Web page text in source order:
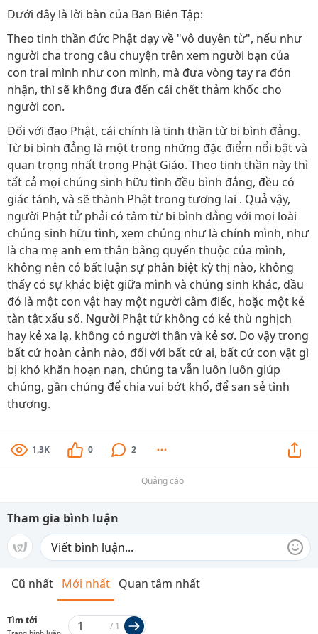
Dưới đây là lời bàn của Ban Biên Tập:
Theo tinh thần đức Phật dạy về "vô duyên từ", nếu như
người cha trong câu chuyện trên xem người bạn của
con trai mình như con mình, mà đưa vòng tay ra đón
nhận, thì sẽ không đưa đến cái chết thảm khốc cho
người con.
Ðối với đạo Phật, cái chính là tinh thần từ bi bình đẳng.
Từ bi bình đẳng là một trong những đặc điểm nổi bật và
quan trọng nhất trong Phật Giáo. Theo tinh thần này thì
tất cả mọi chúng sinh hữu tình đều bình đẳng, đều có
giác tánh, và sẽ thành Phật trong tương lai . Quả vậy,
người Phật tử phải có tâm từ bi bình đẳng với mọi loài
chúng sinh hữu tình, xem chúng như là chính mình, như
là cha mẹ anh em thân bằng quyến thuộc của mình,
không nên có bất luận sự phân biệt kỳ thị nào, không
thấy có sự khác biệt giữa mình và chúng sinh khác, dầu
đó là một con vật hay một người câm điếc, hoặc một kẻ
tàn tật xấu số. Người Phật tử không có kẻ thù nghịch
hay kẻ xa lạ, không có người thân và kẻ sơ. Do vậy trong
bất cứ hoàn cảnh nào, đối với bất cứ ai, bất cứ con vật gì
bị khó khăn hoạn nạn, chúng ta vẫn luôn luôn giúp
chúng, gần chúng để chia vui bớt khổ, để san sẻ tình
thương.
1.3K 0 2
Quảng cáo
Tham gia bình luận
Cũ nhất Mới nhất Quan tâm nhất
Tìm tới / 1